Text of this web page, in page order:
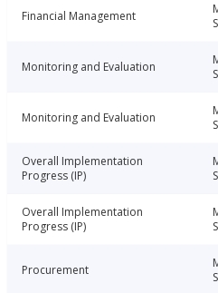
Financial Management
Monitoring and Evaluation
Monitoring and Evaluation
Overall Implementation
Progress (IP)
Overall Implementation
Progress (IP)
Procurement